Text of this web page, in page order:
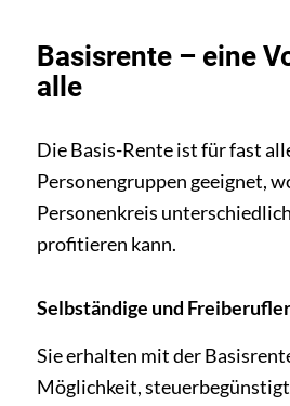
Basisrente – eine
alle
Die Basis-Rente ist für fast
Personengruppen geeignet,
Personenkreis
profitieren kann.
Selbständige und Freiberufler
Sie erhalten mit der
Möglichkeit,